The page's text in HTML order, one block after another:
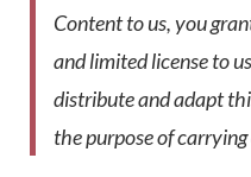
Content to us, you
and limited license to
distribute and adapt
the purpose of